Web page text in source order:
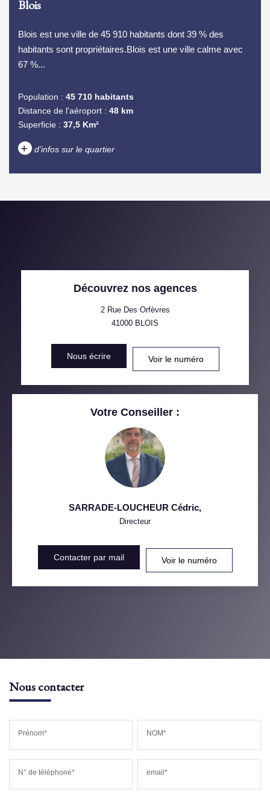
Blois
Blois est une ville de 45 910 habitants dont 39 % des
habitants sont propriétaires.Blois est une ville calme avec
67 %...
Population : 45 710 habitants
Distance de l'aéroport : 48 km
Superficie : 37,5 Km²
+ d'infos sur le quartier
PART DES MÉNAGES SANS
VOITURE
ECOLES ET CRÈCHES
Découvrez nos agences
2 Rue Des Orfèvres
41000 BLOIS
Nous écrire Voir le numéro
Votre Conseiller :
SARRADE-LOUCHEUR Cédric,
Directeur
Contacter par mail Voir le numéro
Nous contacter
Prénom* NOM*
N° de téléphone* email*